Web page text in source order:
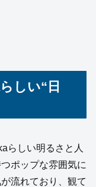
しい“日
らしい明るさと人
ポップな雰囲気に
流れており、観て